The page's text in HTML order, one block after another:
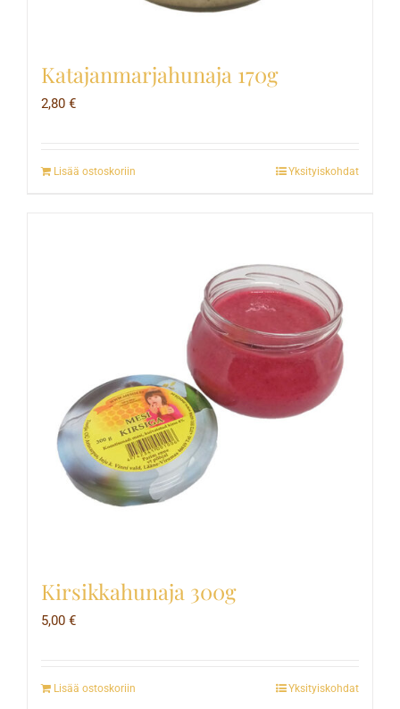
Katajanmarjahunaja 170g
2,80 €
Lisää ostoskoriin Yksityiskohdat
Kirsikkahunaja 300g
5,00 €
Lisää ostoskoriin Yksityiskohdat